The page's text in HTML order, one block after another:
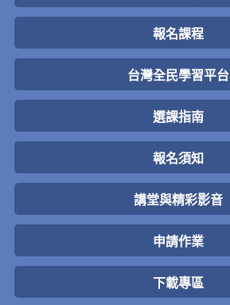
報名課程
台灣全民學習平台
選課指南
報名須知
講堂與精彩影音
申請作業
下載專區